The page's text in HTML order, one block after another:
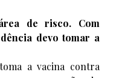
de risco. Com
devo tomar a
a vacina contra